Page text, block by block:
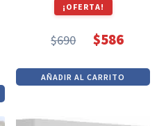
¡OFERTA!
$690
precio
original
$586
precio
actual
AÑADIR AL CARRITO